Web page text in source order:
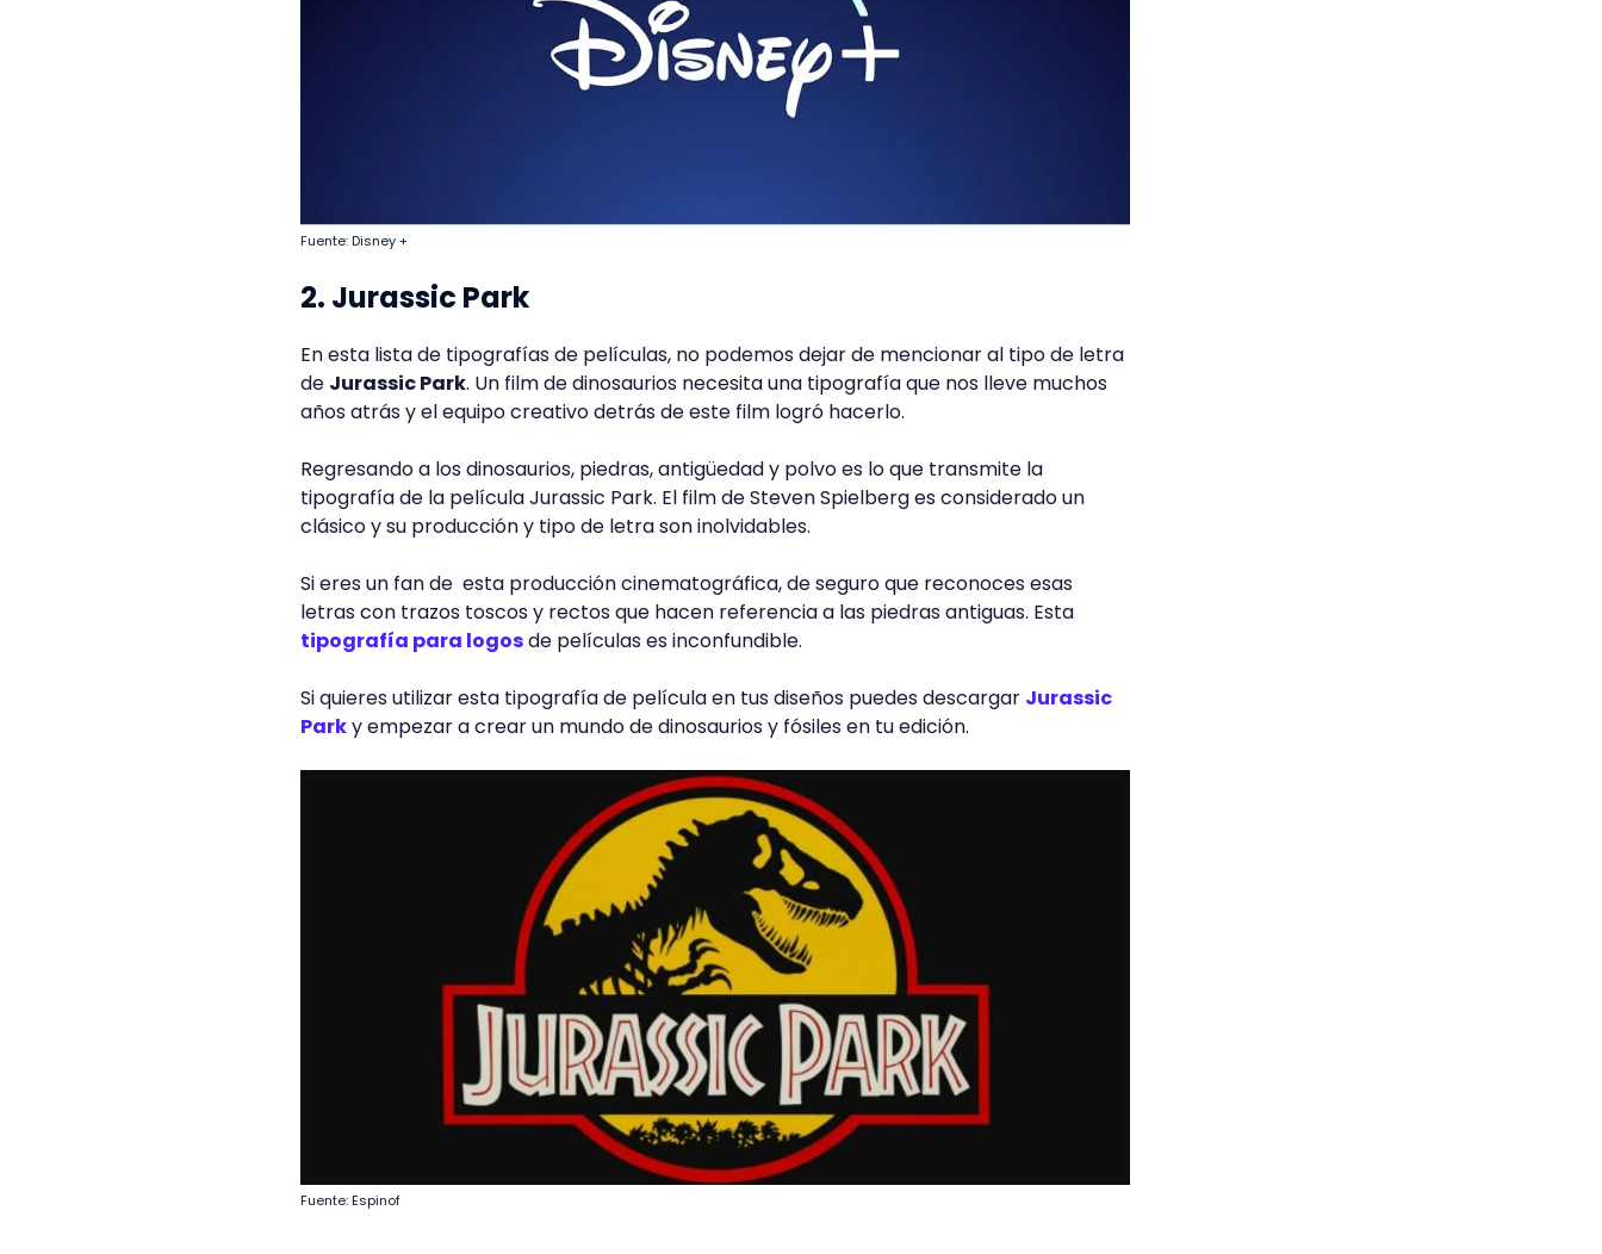
Fuente: Disney +
2. Jurassic Park
En esta lista de tipografías de películas, no podemos dejar de mencionar al tipo de letra
de Jurassic Park. Un film de dinosaurios necesita una tipografía que nos lleve muchos
años atrás y el equipo creativo detrás de este film logró hacerlo.
Regresando a los dinosaurios, piedras, antigüedad y polvo es lo que transmite la
tipografía de la película Jurassic Park. El film de Steven Spielberg es considerado un
clásico y su producción y tipo de letra son inolvidables.
Si eres un fan de esta producción cinematográfica, de seguro que reconoces esas
letras con trazos toscos y rectos que hacen referencia a las piedras antiguas. Esta
tipografía para logosde películas es inconfundible.
Si quieres utilizar esta tipografía de película en tus diseños puedes descargar Jurassic
Parky empezar a crear un mundo de dinosaurios y fósiles en tu edición.
Fuente: Espinof